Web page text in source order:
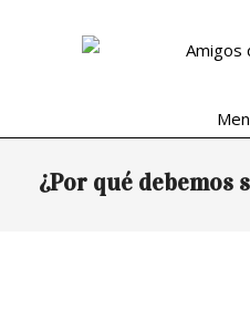
Navigation
Menu
¿Por qué debemos